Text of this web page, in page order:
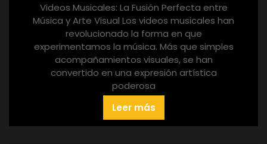
Videos Musicales: La Fusión Perfecta entre
Música y Arte Visual Los videos musicales han
revolucionado la forma en que
experimentamos la música. Más que simples
acompañamientos visuales, se han
convertido en una expresión artística
poderosa
Leer más